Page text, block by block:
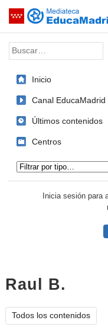
Saltar navegación
Palabra o frase:
Inicio
Canal EducaMadrid
Últimos contenidos
Centros
Inicia sesión para
Raul B.
Todos los contenidos